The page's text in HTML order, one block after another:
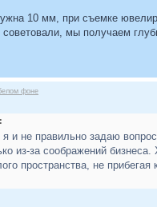
10 мм, при съемке
мы получаем
фоне
и не правильно задаю
из-за соображений
пространства, не